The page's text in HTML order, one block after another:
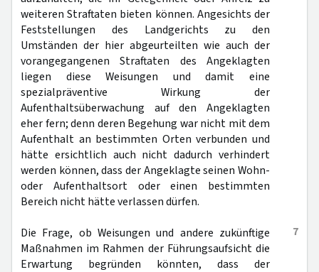
weiteren Straftaten bieten können. Angesichts der
Feststellungen des Landgerichts zu den
Umständen der hier abgeurteilten wie auch der
vorangegangenen Straftaten des Angeklagten
liegen diese Weisungen und damit eine
spezialpräventive Wirkung der
Aufenthaltsüberwachung auf den Angeklagten
eher fern; denn deren Begehung war nicht mit dem
Aufenthalt an bestimmten Orten verbunden und
hätte ersichtlich auch nicht dadurch verhindert
werden können, dass der Angeklagte seinen Wohn-
oder Aufenthaltsort oder einen bestimmten
Bereich nicht hätte verlassen dürfen.
7
Die Frage, ob Weisungen und andere zukünftige
Maßnahmen im Rahmen der Führungsaufsicht die
Erwartung begründen könnten, dass der